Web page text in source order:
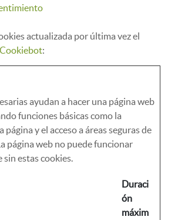
actualizada por última vez el
Cookiebot:
ayudan a hacer una página web
funciones básicas como la
página y el acceso a áreas seguras de
página web no puede funcionar
sin estas cookies.
Duraci
ón
máxim